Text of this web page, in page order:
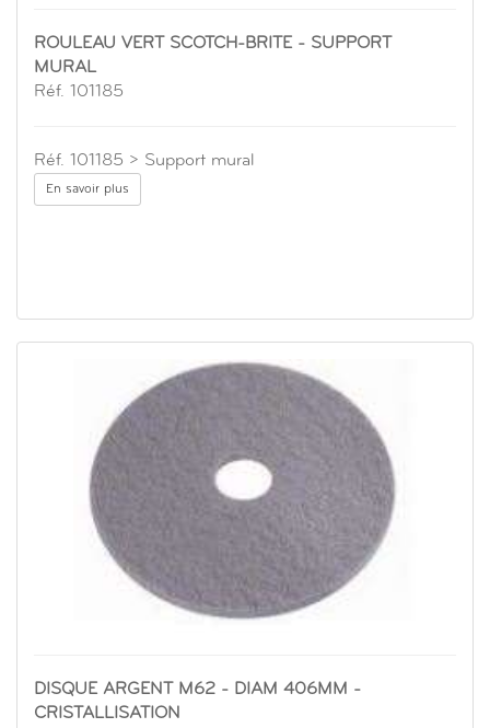
ROULEAU VERT SCOTCH-BRITE - SUPPORT
MURAL
Réf. 101185
Réf. 101185 > Support mural
En savoir plus
DISQUE ARGENT M62 - DIAM 406MM -
CRISTALLISATION